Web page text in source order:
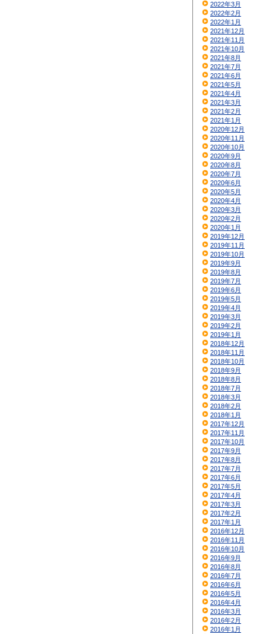
2022年3月
2022年2月
2022年1月
2021年12月
2021年11月
2021年10月
2021年8月
2021年7月
2021年6月
2021年5月
2021年4月
2021年3月
2021年2月
2021年1月
2020年12月
2020年11月
2020年10月
2020年9月
2020年8月
2020年7月
2020年6月
2020年5月
2020年4月
2020年3月
2020年2月
2020年1月
2019年12月
2019年11月
2019年10月
2019年9月
2019年8月
2019年7月
2019年6月
2019年5月
2019年4月
2019年3月
2019年2月
2019年1月
2018年12月
2018年11月
2018年10月
2018年9月
2018年8月
2018年7月
2018年3月
2018年2月
2018年1月
2017年12月
2017年11月
2017年10月
2017年9月
2017年8月
2017年7月
2017年6月
2017年5月
2017年4月
2017年3月
2017年2月
2017年1月
2016年12月
2016年11月
2016年10月
2016年9月
2016年8月
2016年7月
2016年6月
2016年5月
2016年4月
2016年3月
2016年2月
2016年1月